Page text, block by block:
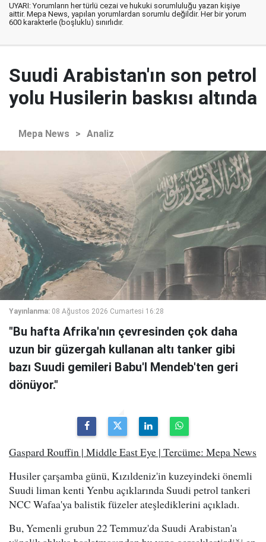
UYARI: Yorumların her türlü cezai ve hukuki sorumluluğu yazan kişiye
aittir. Mepa News, yapılan yorumlardan sorumlu değildir. Her bir yorum
600 karakterle (boşluklu) sınırlıdır.
Suudi Arabistan'ın son petrol
yolu Husilerin baskısı altında
Mepa News > Analiz
Yayınlanma: 08 Ağustos 2026 Cumartesi 16:28
"Bu hafta Afrika'nın çevresinden çok daha
uzun bir güzergah kullanan altı tanker gibi
bazı Suudi gemileri Babu'l Mendeb'ten geri
dönüyor."
Gaspard Rouffin | Middle East Eye | Tercüme: Mepa News
Husiler çarşamba günü, Kızıldeniz'in kuzeyindeki önemli
Suudi liman kenti Yenbu açıklarında Suudi petrol tankeri
NCC Wafaa'ya balistik füzeler ateşlediklerini açıkladı.
Bu, Yemenli grubun 22 Temmuz'da Suudi Arabistan'a